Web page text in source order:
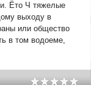
Ёто Ч тяжелые
выходу в
или общество
в том водоеме,